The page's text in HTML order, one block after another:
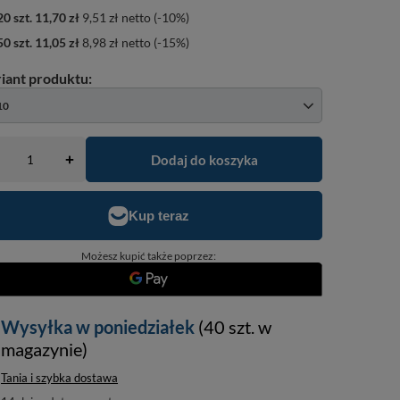
+ Dodaj do koszyka
Możesz kupić także poprzez:
szt. 11,70 zł 9,51 zł netto (-10%)
szt. 11,05 zł 8,98 zł netto (-15%)
Wysyłkaw poniedziałek (40 szt. w
magazynie)
Tania i szybka dostawa